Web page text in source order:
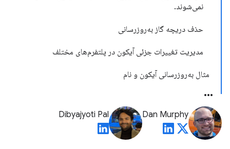
نمی‌شوند.
حذف دریچه گاز به‌روزرسانی
مدیریت تغییرات جزئی آیکون در پلتفرم‌های مختلف
مثال به‌روزرسانی آیکون و نام
Dan Murphy
Dibyajyoti Pal